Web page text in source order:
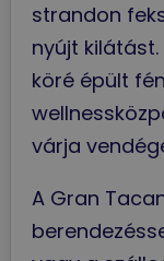
strandon
nyújt
köré épült
várja
A Gran